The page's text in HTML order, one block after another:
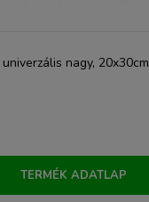
nagy, 20x30cm
TERMÉK ADATLAP